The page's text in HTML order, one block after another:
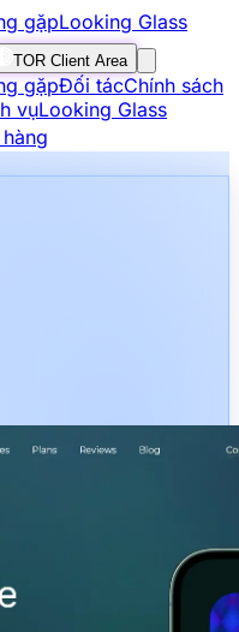
gặpLooking Glass
TOR Client Area
gặpĐối tácChính sách
vụLooking Glass